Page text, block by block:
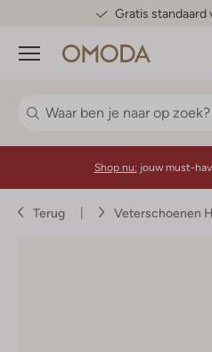
Gratis standaard
Menu
Shop nu: jouw must-
Terug Veterschoenen